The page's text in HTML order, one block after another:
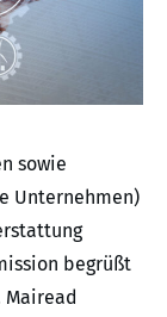
sowie
Unternehmen)
begrüßt